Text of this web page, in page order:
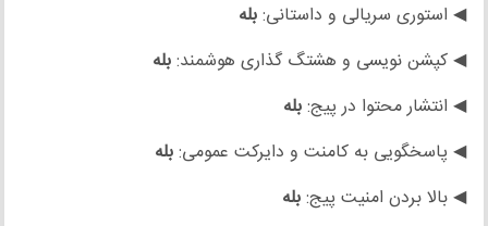
◀ استوری سریالی و داستانی:بله
◀ کپشن نویسی و هشتگ گذاری هوشمند:بله
◀ انتشار محتوا در پیج:بله
◀ پاسخگویی به کامنت و دایرکت عمومی:بله
◀ بالا بردن امنیت پیج:بله